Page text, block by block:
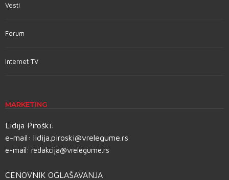
Vesti
Forum
Internet TV
MARKETING
Lidija Piroški:
e-mail: lidija.piroski@vrelegume.rs
e-mail: redakcija@vrelegume.rs
CENOVNIK OGLAŠAVANJA